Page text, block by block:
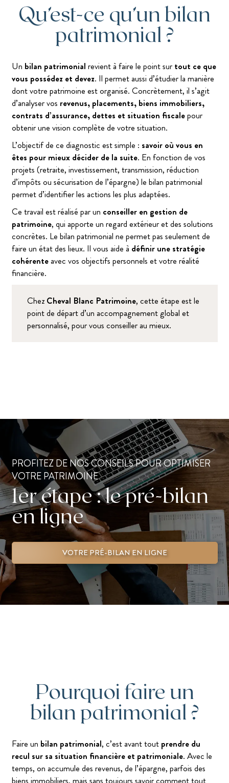
Qu’est-ce qu’un bilan
patrimonial ?
Un bilan patrimonial revient à faire le point sur tout ce que
vous possédez et devez. Il permet aussi d’étudier la manière
dont votre patrimoine est organisé. Concrètement, il s’agit
d’analyser vos revenus, placements, biens immobiliers,
contrats d’assurance, dettes et situation fiscalepour
obtenir une vision complète de votre situation.
L’objectif de ce diagnostic est simple : savoir où vous en
êtes pour mieux décider de la suite. En fonction de vos
projets (retraite, investissement, transmission, réduction
d’impôts ou sécurisation de l’épargne) le bilan patrimonial
permet d’identifier les actions les plus adaptées.
Ce travail est réalisé par un conseiller en gestion de
patrimoine, qui apporte un regard extérieur et des solutions
concrètes. Le bilan patrimonial ne permet pas seulement de
faire un état des lieux. Il vous aide à définir une stratégie
cohérenteavec vos objectifs personnels et votre réalité
financière.
Chez Cheval Blanc Patrimoine, cette étape est le
point de départ d’un accompagnement global et
personnalisé, pour vous conseiller au mieux.
PROFITEZ DE NOS CONSEILS POUR OPTIMISER
VOTRE PATRIMOINE
1er étape : le pré-bilan
en ligne
VOTRE PRÉ-BILAN EN LIGNE
Pourquoi faire un
bilan patrimonial ?
Faire un bilan patrimonial, c’est avant tout prendre du
recul sur sa situation financière et patrimoniale. Avec le
temps, on accumule des revenus, de l’épargne, parfois des